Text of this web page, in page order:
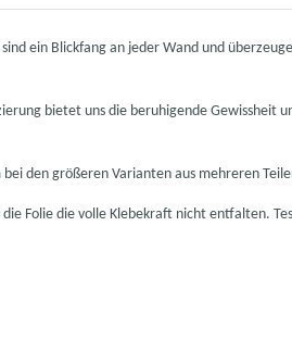
ein Blickfang an jeder Wand und
bietet uns die beruhigende Gewissheit
den größeren Varianten aus mehreren
Folie die volle Klebekraft nicht entfalten.